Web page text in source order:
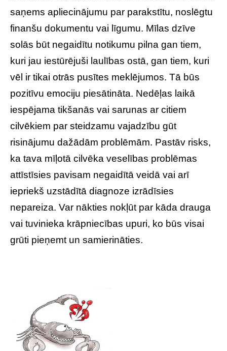
saņems apliecinājumu par parakstītu, noslēgtu
finanšu dokumentu vai līgumu. Mīlas dzīve
solās būt negaidītu notikumu pilna gan tiem,
kuri jau iestūrējuši laulības ostā, gan tiem, kuri
vēl ir tikai otrās pusītes meklējumos. Tā būs
pozitīvu emociju piesātināta. Nedēļas laikā
iespējama tikšanās vai sarunas ar citiem
cilvēkiem par steidzamu vajadzību gūt
risinājumu dažādām problēmām. Pastāv risks,
ka tava mīļotā cilvēka veselības problēmas
attīstīsies pavisam negaidītā veidā vai arī
iepriekš uzstādītā diagnoze izrādīsies
nepareiza. Var nākties nokļūt par kāda drauga
vai tuvinieka krāpniecības upuri, ko būs visai
grūti pieņemt un samierināties.